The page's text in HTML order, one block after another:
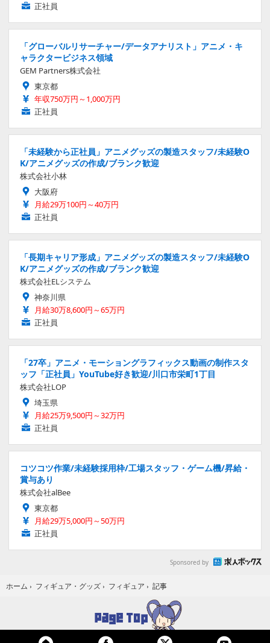
正社員
「グローバルリサーチャー/データアナリスト」アニメ・キ
ャラクタービジネス領域
GEM Partners株式会社
東京都
年収750万円～1,000万円
正社員
「未経験から正社員」アニメグッズの製造スタッフ/未経験O
K/アニメグッズの作成/ブランク歓迎
株式会社小林
大阪府
月給29万100円～40万円
正社員
「長期キャリア形成」アニメグッズの製造スタッフ/未経験O
K/アニメグッズの作成/ブランク歓迎
株式会社ELシステム
神奈川県
月給30万8,600円～65万円
正社員
「27卒」アニメ・モーショングラフィックス動画の制作スタ
ッフ「正社員」YouTube好き歓迎/川口市栄町1丁目
株式会社LOP
埼玉県
月給25万9,500円～32万円
正社員
コツコツ作業/未経験採用枠/工場スタッフ・ゲーム機/昇給・
賞与あり
株式会社alBee
東京都
月給29万5,000円～50万円
正社員
Sponsored by
ホーム › フィギュア・グッズ › フィギュア › 記事